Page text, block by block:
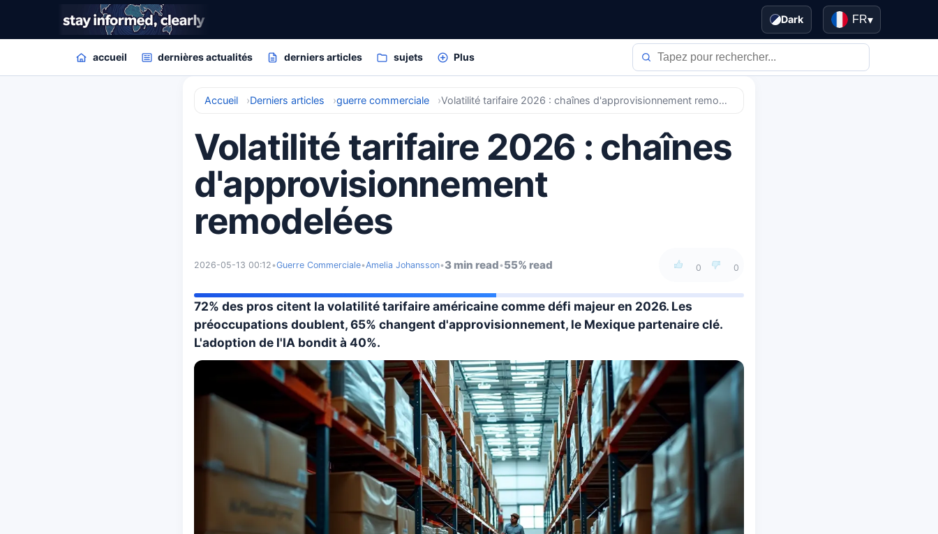
Dark FR▾
accueil dernières actualités derniers articles sujets Plus
Accueil Derniers articles guerre commerciale Volatilité tarifaire 2026 : chaînes d'approvisionnement remodelées
Volatilité tarifaire 2026 : chaînes
d'approvisionnement
remodelées
0 0
2026-05-13 00:12•Guerre Commerciale•Amelia Johansson•3 min read•55% read
72% des pros citent la volatilité tarifaire américaine comme défi majeur en 2026. Les
préoccupations doublent, 65% changent d'approvisionnement, le Mexique partenaire clé.
L'adoption de l'IA bondit à 40%.